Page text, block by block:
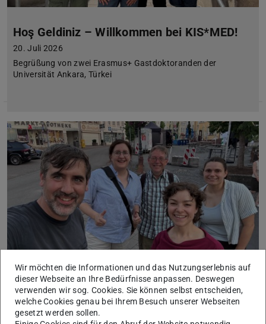
Hoş Geldiniz – Willkommen bei KIS*MED!
20. Juli 2026
Begrüßung von zwei Erasmus+ Gastdoktoranden der
Universität Ankara, Türkei
Über Homburg (Saar) an den Südpol
15. Juli 2026
Es geht weiter mit MACIA
Wir möchten die Informationen und das Nutzungserlebnis auf
dieser Webseite an Ihre Bedürfnisse anpassen. Deswegen
verwenden wir sog. Cookies. Sie können selbst entscheiden,
welche Cookies genau bei Ihrem Besuch unserer Webseiten
gesetzt werden sollen.